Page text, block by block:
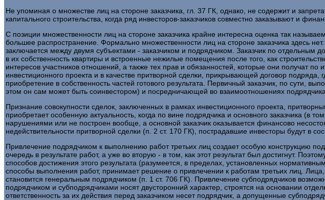
Не упоминая о множестве лиц на стороне заказчика, гл. 37 ГК, однако, не содержит и
капитального строительства, когда ряд инвесторов-заказчиков совместно заказывают и
С позиции множественности лиц на стороне заказчика крайне интересна оценка так
большее распространение. Формально множественности лиц на стороне заказчика здесь
заключается между двумя субъектами - заказчиком и подрядчиком. Заказчик по отдельным
в их собственность квартиры и встроенные нежилые помещения после того, как
интересов участников отношений, а также тех прав и обязанностей, которые они получат по
инвестиционного проекта и в качестве притворной сделки, прикрывающей договор
приобретение в собственность частей готового результата. Первичный заказчик, по сути,
этом он сам может быть соинвестором) и посредничающей во взаимоотношениях подрядчика
Признание совокупности сделок, заключенных в рамках инвестиционного проекта,
приобретает особенную актуальность, когда по вине подрядчика и основного заказчика (в
нарушениями или не построен вообще, а основной заказчик оказывается финансово
недействительности притворной сделки (п. 2 ст. 170 ГК), пострадавшие инвесторы будут в
Привлечение подрядчиком к выполнению работ третьих лиц создает особую конструкцию
очередь в результате работ, а уже во вторую - в том, как этот результат был достигнут.
способов достижения этого результата (разумеется, в пределах, установленных
способы выполнения работ, принимает решение о привлечении к работам третьих лиц.
становится генеральным подрядчиком (п. 1 ст. 706 ГК). Привлечение субподрядчиков
подрядчиком и субподрядчиками носят двусторонний характер, строятся на основании
ответственность за их действия перед заказчиком несет подрядчик, а допущенные